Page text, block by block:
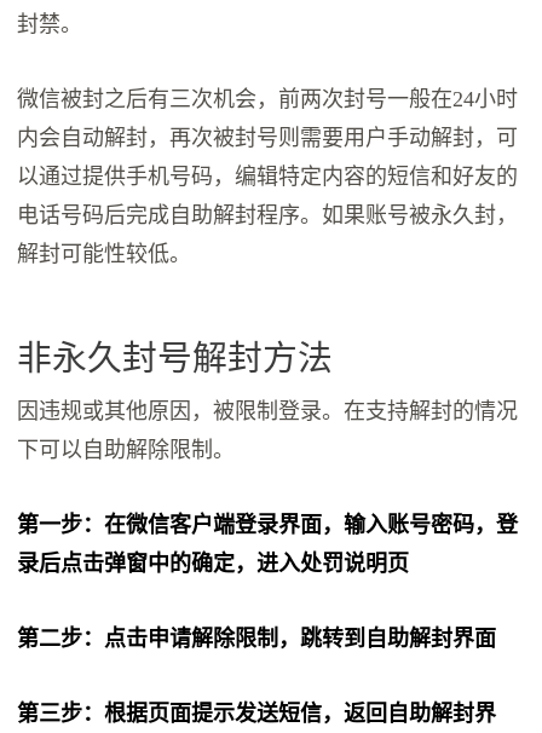
封禁。
微信被封之后有三次机会，前两次封号一般在24小时
内会自动解封，再次被封号则需要用户手动解封，可
以通过提供手机号码，编辑特定内容的短信和好友的
电话号码后完成自助解封程序。如果账号被永久封，
解封可能性较低。
非永久封号解封方法
因违规或其他原因，被限制登录。在支持解封的情况
下可以自助解除限制。
第一步：在微信客户端登录界面，输入账号密码，登
录后点击弹窗中的确定，进入处罚说明页
第二步：点击申请解除限制，跳转到自助解封界面
第三步：根据页面提示发送短信，返回自助解封界